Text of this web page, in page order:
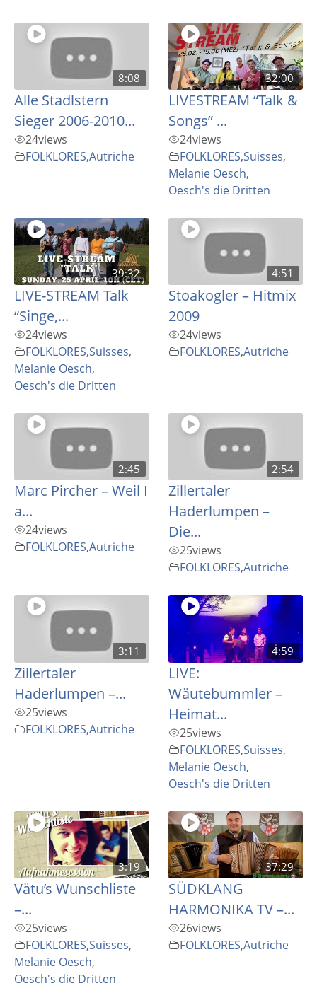
8:08
Alle Stadlstern
Sieger 2006-2010...
24views
FOLKLORES,Autriche
32:00
LIVESTREAM “Talk &
Songs” ...
24views
FOLKLORES,Suisses,
Melanie Oesch,
Oesch's die Dritten
39:32
LIVE-STREAM Talk
“Singe,...
24views
FOLKLORES,Suisses,
Melanie Oesch,
Oesch's die Dritten
4:51
Stoakogler – Hitmix
2009
24views
FOLKLORES,Autriche
2:45
Marc Pircher – Weil I
a...
24views
FOLKLORES,Autriche
2:54
Zillertaler
Haderlumpen –
Die...
25views
FOLKLORES,Autriche
3:11
Zillertaler
Haderlumpen –...
25views
FOLKLORES,Autriche
4:59
LIVE:
Wäutebummler –
Heimat...
25views
FOLKLORES,Suisses,
Melanie Oesch,
Oesch's die Dritten
3:19
Vätu’s Wunschliste
–...
25views
FOLKLORES,Suisses,
Melanie Oesch,
Oesch's die Dritten
37:29
SÜDKLANG
HARMONIKA TV –...
26views
FOLKLORES,Autriche